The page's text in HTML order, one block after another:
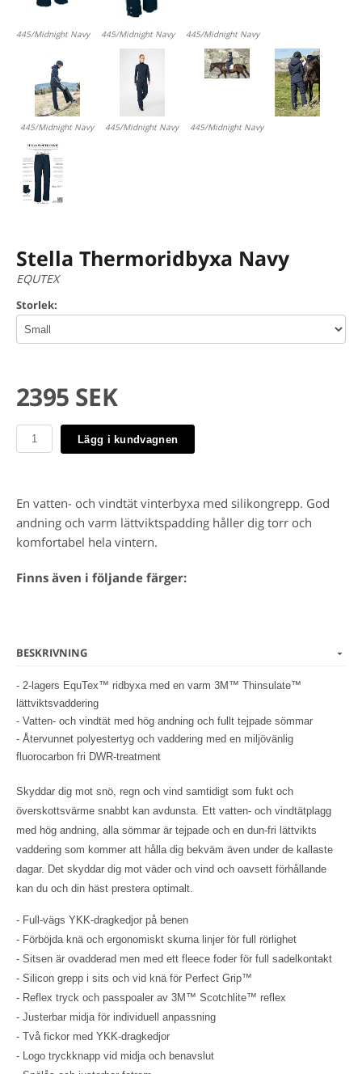
445/Midnight Navy 445/Midnight Navy 445/Midnight Navy
445/Midnight Navy 445/Midnight Navy 445/Midnight Navy
Stella Thermoridbyxa Navy
EQUTEX
Storlek:
2395 SEK
Lägg i kundvagnen
En vatten- och vindtät vinterbyxa med silikongrepp. God
andning och varm lättviktspadding håller dig torr och
komfortabel hela vintern.
Finns även i följande färger:
BESKRIVNING
- 2-lagers EquTex™ ridbyxa med en varm 3M™ Thinsulate™
lättviktsvaddering
- Vatten- och vindtät med hög andning och fullt tejpade sömmar
- Återvunnet polyestertyg och vaddering med en miljövänlig
fluorocarbon fri DWR-treatment
Skyddar dig mot snö, regn och vind samtidigt som fukt och
överskottsvärme snabbt kan avdunsta. Ett vatten- och vindtätplagg
med hög andning, alla sömmar är tejpade och en dun-fri lättvikts
vaddering som kommer att hålla dig bekväm även under de kallaste
dagar. Det skyddar dig mot väder och vind och oavsett förhållande
kan du och din häst prestera optimalt.
- Full-vägs YKK-dragkedjor på benen
- Förböjda knä och ergonomiskt skurna linjer för full rörlighet
- Sitsen är ovadderad men med ett fleece foder för full sadelkontakt
- Silicon grepp i sits och vid knä för Perfect Grip™
- Reflex tryck och passpoaler av 3M™ Scotchlite™ reflex
- Justerbar midja för individuell anpassning
- Två fickor med YKK-dragkedjor
- Logo tryckknapp vid midja och benavslut